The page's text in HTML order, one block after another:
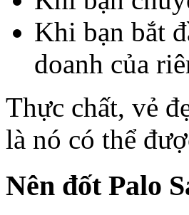
Khi bạn bắt
doanh của
Thực chất, vẻ
là nó có thể
Nên đốt Palo